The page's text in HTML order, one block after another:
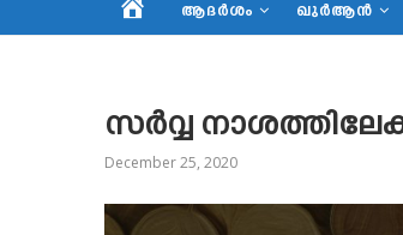
HOMEആദര്‍ശം ഖുര്‍ആന്‍
സർവ്വ
December 25, 2020